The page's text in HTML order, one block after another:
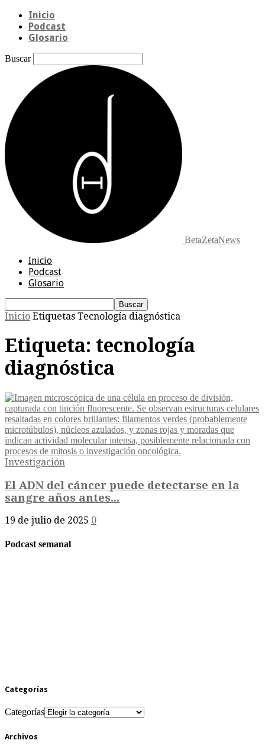
Inicio
Podcast
Glosario
Buscar
BetaZetaNews
Inicio
Podcast
Glosario
Inicio Etiquetas Tecnología diagnóstica
Etiqueta: tecnología
diagnóstica
Investigación
El ADN del cáncer puede detectarse en la
sangre años antes...
19 de julio de 2025 0
Podcast semanal
Categorías
Categorías
Archivos